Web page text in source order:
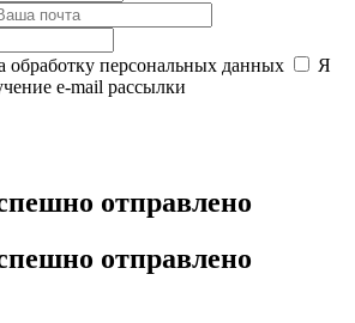
обработку персональных данных
Я
e-mail рассылки
отправлено
отправлено